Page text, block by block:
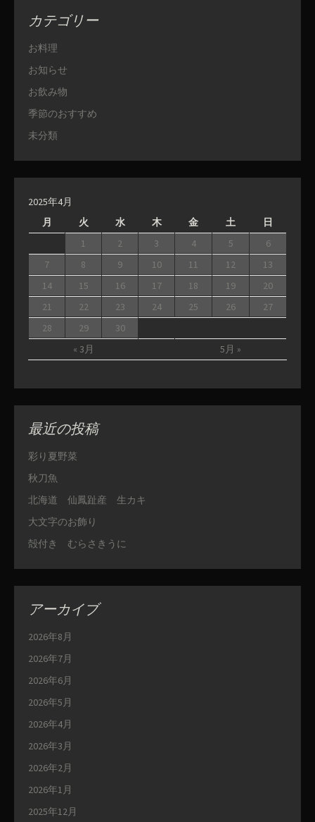
カテゴリー
お料理
お知らせ
お飲み物
季節のおすすめ
未分類
2025年4月
月
火 水 木 金 土 日
« 3月 5月 »
1 2 3 4 5
6
7
8 9 10 11 12
13
14
15 16 17 18 19
20
21
22 23 24 25 26
27
28
29 30
最近の投稿
彩り夏野菜
秋刀魚
北海道 仙鳳趾産 生カキ
大文字のお飾り
殻付き むらさきうに
アーカイブ
2026年8月
2026年7月
2026年6月
2026年5月
2026年4月
2026年3月
2026年2月
2026年1月
2025年12月